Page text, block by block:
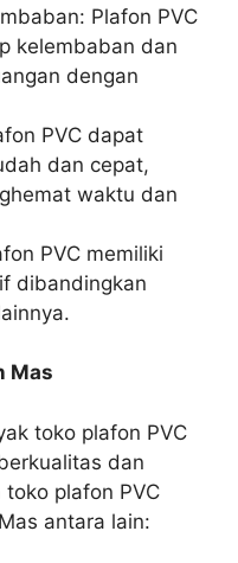
Plafon PVC
kelembaban dan
dengan
PVC dapat
dan cepat,
waktu dan
PVC memiliki
dibandingkan
Mas
toko plafon PVC
dan
plafon PVC
antara lain: